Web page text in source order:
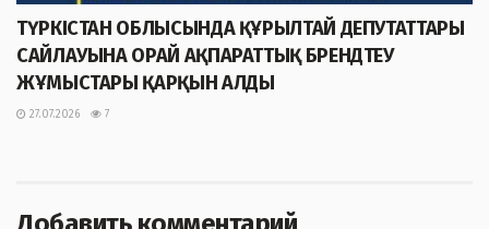
ТҮРКІСТАН ОБЛЫСЫНДА ҚҰРЫЛТАЙ ДЕПУТАТТАРЫ
САЙЛАУЫНА ОРАЙ АҚПАРАТТЫҚ БРЕНДТЕУ
ЖҰМЫСТАРЫ ҚАРҚЫН АЛДЫ
27.07.2026 7